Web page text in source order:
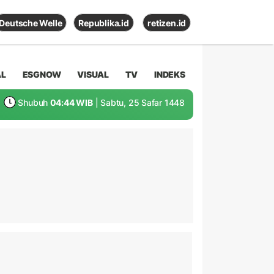
Deutsche Welle Republika.id retizen.id
ESGNOW VISUAL TV INDEKS
Shubuh 04:44 WIB | Sabtu, 25 Safar 1448